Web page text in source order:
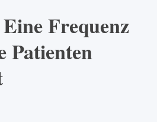
Frequenz
Patienten